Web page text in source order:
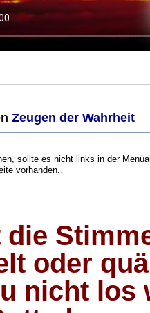
Zeugen der Wahrheit
sollte es nicht links in der
vorhanden..
oder
nicht los